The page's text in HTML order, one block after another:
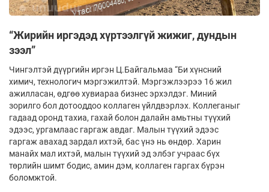
“Жирийн иргэдэд хүртээлгүй жижиг, дундын
зээл”
Чингэлтэй дүүргийн иргэн Ц.Байгальмаа “Би хүнсний
химич, технологич мэргэжилтэй. Мэргэжлээрээ 16 жил
ажилласан, өдгөө хувиараа бизнес эрхэлдэг. Миний
зорилго бол дотооддоо коллаген үйлдвэрлэх. Коллеганыг
гадаад оронд тахиа, гахай болон далайн амьтны түүхий
эдээс, ургамлаас гаргаж авдаг. Малын түүхий эдээс
гаргаж авахад зардал ихтэй, бас үнэ нь өндөр. Харин
манайх мал ихтэй, малын түүхий эд элбэг учраас бүх
төрлийн шимт бодис, амин дэм, коллаген гаргах бүрэн
боломжтой.